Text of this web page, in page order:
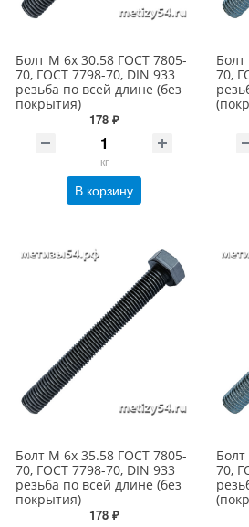
Болт М 6х 30.58 ГОСТ 7805-
70, ГОСТ 7798-70, DIN 933
резьба по всей длине (без
покрытия)
178 ₽
кг
В корзину
70,
Болт М 6х 35.58 ГОСТ 7805-
70, ГОСТ 7798-70, DIN 933
резьба по всей длине (без
покрытия)
178 ₽
70,